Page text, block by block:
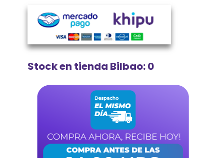
Stock en tienda Bilbao: 0